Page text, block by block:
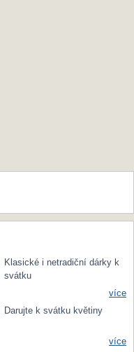
Klasické i netradiční dárky k
svátku
více
Darujte k svátku květiny
více